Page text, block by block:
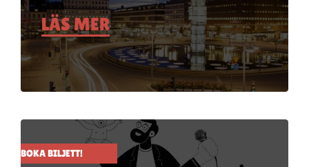
timmar med en paus, och
efteråt fortsätter kvällen med
cocktails i restaurangdelen.
Perfekt för en dejt eller en kväll
med vänner! Sergel StandUp är
både den perfekta förfesten och
ladda batterierna. Showen
håller på i ungefär två timmar
med en paus i mitten på 15
LÄS MER
BOKA BILJETT!